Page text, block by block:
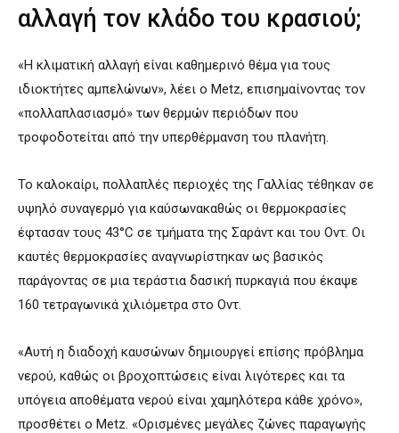
αλλαγή τον κλάδο του κρασιού;
«Η κλιματική αλλαγή είναι καθημερινό θέμα για τους
ιδιοκτήτες αμπελώνων», λέει ο Metz, επισημαίνοντας τον
«πολλαπλασιασμό» των θερμών περιόδων που
τροφοδοτείται από την υπερθέρμανση του πλανήτη.
Το καλοκαίρι, πολλαπλές περιοχές της Γαλλίας τέθηκαν σε
υψηλό συναγερμό για καύσωνακαθώς οι θερμοκρασίες
έφτασαν τους 43°C σε τμήματα της Σαράντ και του Οντ. Οι
καυτές θερμοκρασίες αναγνωρίστηκαν ως βασικός
παράγοντας σε μια τεράστια δασική πυρκαγιά που έκαψε
160 τετραγωνικά χιλιόμετρα στο Οντ.
«Αυτή η διαδοχή καυσώνων δημιουργεί επίσης πρόβλημα
νερού, καθώς οι βροχοπτώσεις είναι λιγότερες και τα
υπόγεια αποθέματα νερού είναι χαμηλότερα κάθε χρόνο»,
προσθέτει ο Metz. «Ορισμένες μεγάλες ζώνες παραγωγής